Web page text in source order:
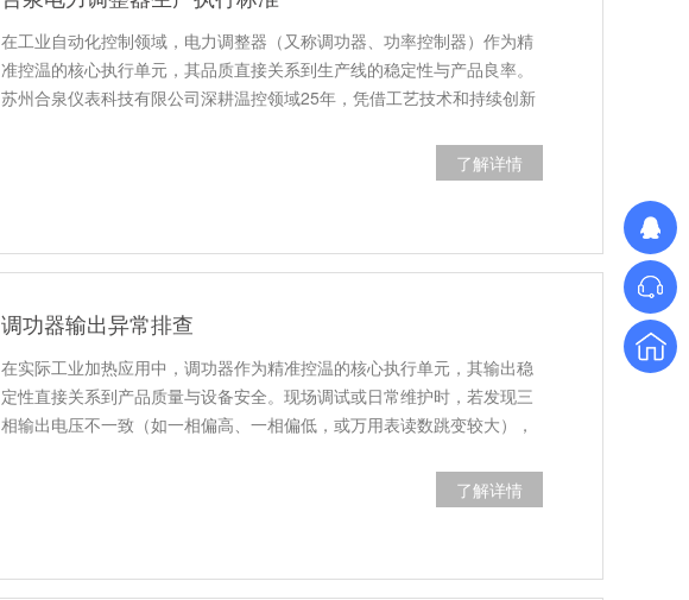
在工业自动化控制领域，电力调整器（又称调功器、功率控制器）作为精
准控温的核心执行单元，其品质直接关系到生产线的稳定性与产品良率。
苏州合泉仪表科技有限公司深耕温控领域25年，凭借工艺技术和持续创新
了解详情
调功器输出异常排查
在实际工业加热应用中，调功器作为精准控温的核心执行单元，其输出稳
定性直接关系到产品质量与设备安全。现场调试或日常维护时，若发现三
相输出电压不一致（如一相偏高、一相偏低，或万用表读数跳变较大），
了解详情